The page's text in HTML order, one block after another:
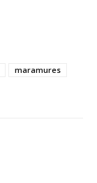
maramures